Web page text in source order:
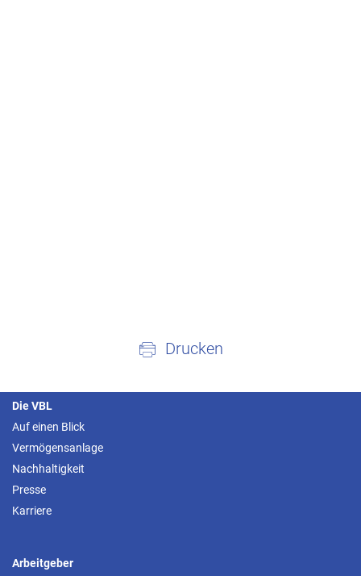
Drucken
Die VBL
Auf einen Blick
Vermögensanlage
Nachhaltigkeit
Presse
Karriere
Arbeitgeber